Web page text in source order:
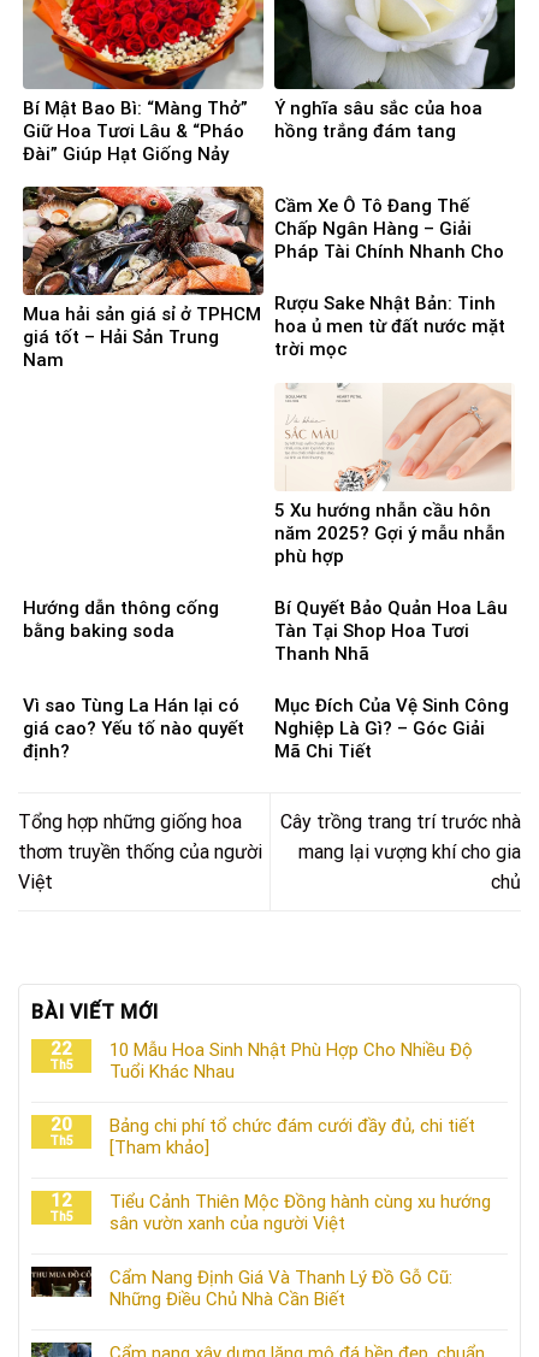
Bí Mật Bao Bì: “Màng Thở”
Giữ Hoa Tươi Lâu & “Pháo
Đài” Giúp Hạt Giống Nảy
Ý nghĩa sâu sắc của hoa
hồng trắng đám tang
Mua hải sản giá sỉ ở TPHCM
giá tốt – Hải Sản Trung
Nam
Cầm Xe Ô Tô Đang Thế
Chấp Ngân Hàng – Giải
Pháp Tài Chính Nhanh Cho
Rượu Sake Nhật Bản: Tinh
hoa ủ men từ đất nước mặt
trời mọc
5 Xu hướng nhẫn cầu hôn
năm 2025? Gợi ý mẫu nhẫn
phù hợp
Hướng dẫn thông cống
bằng baking soda
Bí Quyết Bảo Quản Hoa Lâu
Tàn Tại Shop Hoa Tươi
Thanh Nhã
Vì sao Tùng La Hán lại có
giá cao? Yếu tố nào quyết
định?
Mục Đích Của Vệ Sinh Công
Nghiệp Là Gì? – Góc Giải
Mã Chi Tiết
Tổng hợp những giống hoa
thơm truyền thống của người
Việt
Cây trồng trang trí trước nhà
mang lại vượng khí cho gia
chủ
BÀI VIẾT MỚI
22
Th5
10 Mẫu Hoa Sinh Nhật Phù Hợp Cho Nhiều Độ
Tuổi Khác Nhau
20
Th5
Bảng chi phí tổ chức đám cưới đầy đủ, chi tiết
[Tham khảo]
12
Th5
Tiểu Cảnh Thiên Mộc Đồng hành cùng xu hướng
sân vườn xanh của người Việt
Cẩm Nang Định Giá Và Thanh Lý Đồ Gỗ Cũ:
Những Điều Chủ Nhà Cần Biết